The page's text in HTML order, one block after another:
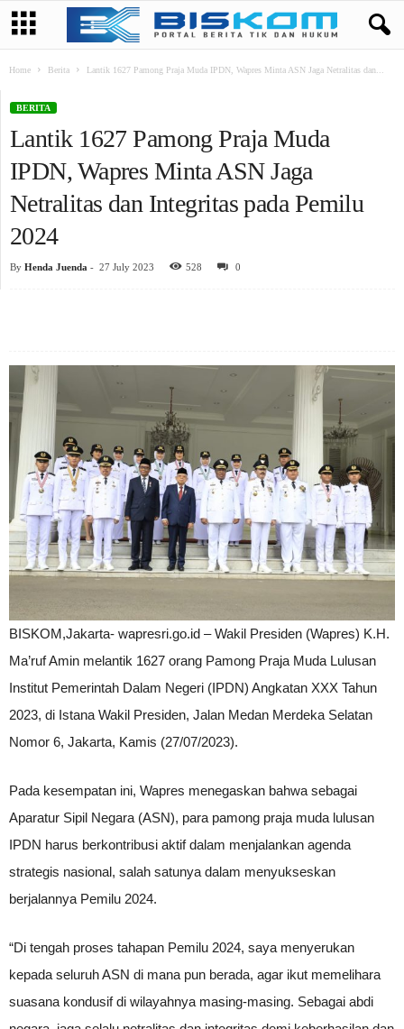
Home Berita Lantik 1627 Pamong Praja Muda IPDN, Wapres Minta ASN Jaga Netralitas dan...
BERITA
Lantik 1627 Pamong Praja Muda
IPDN, Wapres Minta ASN Jaga
Netralitas dan Integritas pada Pemilu
2024
By Henda Juenda - 27 July 2023 528 0
BISKOM,Jakarta- wapresri.go.id – Wakil Presiden (Wapres) K.H.
Ma’ruf Amin melantik 1627 orang Pamong Praja Muda Lulusan
Institut Pemerintah Dalam Negeri (IPDN) Angkatan XXX Tahun
2023, di Istana Wakil Presiden, Jalan Medan Merdeka Selatan
Nomor 6, Jakarta, Kamis (27/07/2023).
Pada kesempatan ini, Wapres menegaskan bahwa sebagai
Aparatur Sipil Negara (ASN), para pamong praja muda lulusan
IPDN harus berkontribusi aktif dalam menjalankan agenda
strategis nasional, salah satunya dalam menyukseskan
berjalannya Pemilu 2024.
“Di tengah proses tahapan Pemilu 2024, saya menyerukan
kepada seluruh ASN di mana pun berada, agar ikut memelihara
suasana kondusif di wilayahnya masing-masing. Sebagai abdi